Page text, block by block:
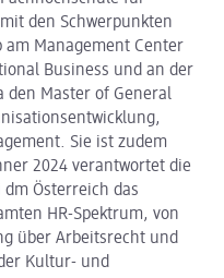
den Schwerpunkten
am Management Center
Business und an der
den Master of General
Sie ist zudem
2024 verantwortet die
Österreich das
HR-Spektrum, von
über Arbeitsrecht und
Kultur- und